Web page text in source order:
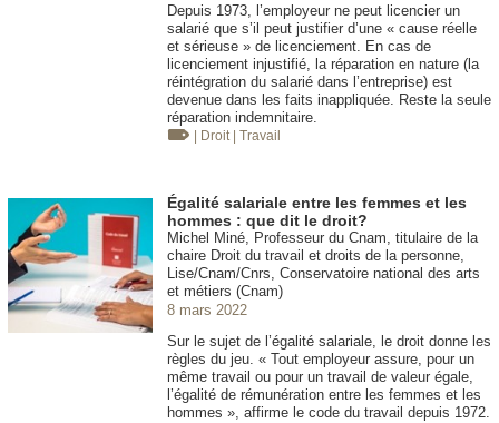
Depuis 1973, l’employeur ne peut licencier un
salarié que s’il peut justifier d’une « cause réelle
et sérieuse » de licenciement. En cas de
licenciement injustifié, la réparation en nature (la
réintégration du salarié dans l’entreprise) est
devenue dans les faits inappliquée. Reste la seule
réparation indemnitaire.
| Droit | Travail
Égalité salariale entre les femmes et les
hommes : que dit le droit?
Michel Miné, Professeur du Cnam, titulaire de la
chaire Droit du travail et droits de la personne,
Lise/Cnam/Cnrs, Conservatoire national des arts
et métiers (Cnam)
8 mars 2022
Sur le sujet de l’égalité salariale, le droit donne les
règles du jeu. « Tout employeur assure, pour un
même travail ou pour un travail de valeur égale,
l’égalité de rémunération entre les femmes et les
hommes », affirme le code du travail depuis 1972.